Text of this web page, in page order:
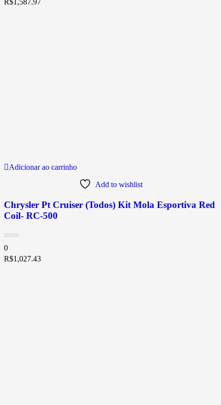
R$ 1,587.97
Adicionar ao carrinho
Add to wishlist
Chrysler Pt Cruiser (Todos) Kit Mola Esportiva Red
Coil- RC-500
0
R$1,027.43